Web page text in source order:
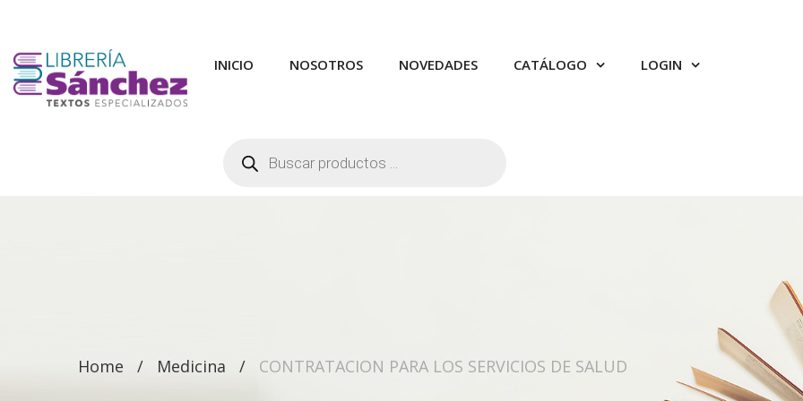
INICIO NOSOTROS NOVEDADES CATÁLOGO LOGIN
productos
Home Medicina CONTRATACION PARA LOS SERVICIOS DE SALUD